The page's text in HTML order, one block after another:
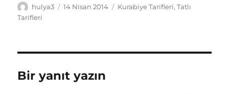
Yazar
hulya3
Yayın
14 Nisan 2014 Kategoriler
Kurabiye Tarifleri,Tatlı
Tarifleri
Bir yanıt yazın